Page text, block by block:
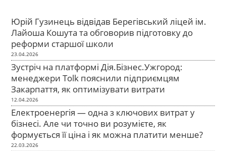
Юрій Гузинець відвідав Берегівський ліцей ім.
Лайоша Кошута та обговорив підготовку до
реформи старшої школи
23.04.2026
Зустріч на платформі Дія.Бізнес.Ужгород:
менеджери Tolk пояснили підприємцям
Закарпаття, як оптимізувати витрати
12.04.2026
Електроенергія — одна з ключових витрат у
бізнесі. Але чи точно ви розумієте, як
формується її ціна і як можна платити менше?
22.03.2026